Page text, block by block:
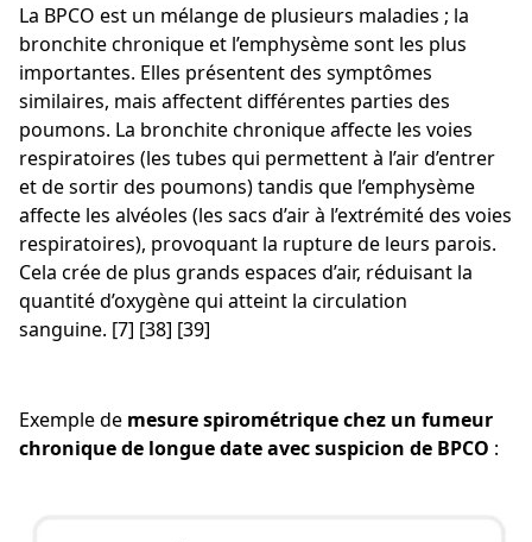
La BPCO est un mélange de plusieurs maladies ; la
bronchite chronique et l’emphysème sont les plus
importantes. Elles présentent des symptômes
similaires, mais affectent différentes parties des
poumons. La bronchite chronique affecte les voies
respiratoires (les tubes qui permettent à l’air d’entrer
et de sortir des poumons) tandis que l’emphysème
affecte les alvéoles (les sacs d’air à l’extrémité des voies
respiratoires), provoquant la rupture de leurs parois.
Cela crée de plus grands espaces d’air, réduisant la
quantité d’oxygène qui atteint la circulation
sanguine. [7] [38] [39]
Exemple de mesure spirométrique chez un fumeur
chronique de longue date avec suspicion de BPCO :